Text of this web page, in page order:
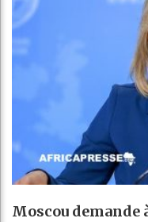
Moscou demande